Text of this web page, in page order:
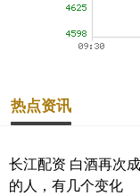
热点资讯
长江配资 白酒再次
的人，有几个变化